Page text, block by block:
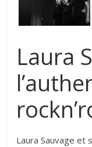
Laura
Laura Sauvage et